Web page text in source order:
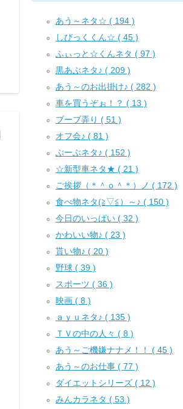
あう～ネタ☆ ( 194 )
しびっくくん☆ ( 45 )
ふぃっと☆くんネタ ( 97 )
黒あぶネタ♪ ( 209 )
あう～のお出掛け♪ ( 282 )
車を買うぞぉ！？ ( 13 )
ブーブ弄り ( 51 )
オフ会♪ ( 81 )
ぶーぶネタ♪ ( 152 )
☆新型車ネタ★ ( 21 )
ご挨拶（＊＾ｏ＾＊）ノ ( 172 )
食べ物ネタ(≧▽≦）～♪ ( 150 )
今日のいっぱい ( 32 )
かわいい物♪ ( 23 )
貰い物♪ ( 20 )
野球 ( 39 )
スポーツ ( 36 )
映画 ( 8 )
ａｙｕネタ♪ ( 135 )
ＴＶの中の人々 ( 8 )
あう～ご機嫌ナナメ！！ ( 45 )
あう～のお仕事 ( 77 )
ダイエットシリーズ ( 12 )
みんカラネタ ( 53 )